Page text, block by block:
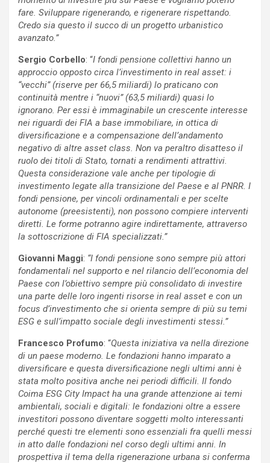
fare. Sviluppare rigenerando, e rigenerare rispettando.
Credo sia questo il succo di un progetto urbanistico
avanzato.”
Sergio Corbello: “I fondi pensione collettivi hanno un
approccio opposto circa l’investimento in real asset: i
“vecchi” (riserve per 66,5 miliardi) lo praticano con
continuità mentre i “nuovi” (63,5 miliardi) quasi lo
ignorano. Per essi è immaginabile un crescente interesse
nei riguardi dei FIA a base immobiliare, in ottica di
diversificazione e a compensazione dell’andamento
negativo di altre asset class. Non va peraltro disatteso il
ruolo dei titoli di Stato, tornati a rendimenti attrattivi.
Questa considerazione vale anche per tipologie di
investimento legate alla transizione del Paese e al PNRR. I
fondi pensione, per vincoli ordinamentali e per scelte
autonome (preesistenti), non possono compiere interventi
diretti. Le forme potranno agire indirettamente, attraverso
la sottoscrizione di FIA specializzati.”
Giovanni Maggi: “I fondi pensione sono sempre più attori
fondamentali nel supporto e nel rilancio dell’economia del
Paese con l’obiettivo sempre più consolidato di investire
una parte delle loro ingenti risorse in real asset e con un
focus d’investimento che si orienta sempre di più su temi
ESG e sull’impatto sociale degli investimenti stessi.”
Francesco Profumo: “Questa iniziativa va nella direzione
di un paese moderno. Le fondazioni hanno imparato a
diversificare e questa diversificazione negli ultimi anni è
stata molto positiva anche nei periodi difficili. Il fondo
Coima ESG City Impact ha una grande attenzione ai temi
ambientali, sociali e digitali: le fondazioni oltre a essere
investitori possono diventare soggetti molto interessanti
perché questi tre elementi sono essenziali fra quelli messi
in atto dalle fondazioni nel corso degli ultimi anni. In
prospettiva il tema della rigenerazione urbana si conferma